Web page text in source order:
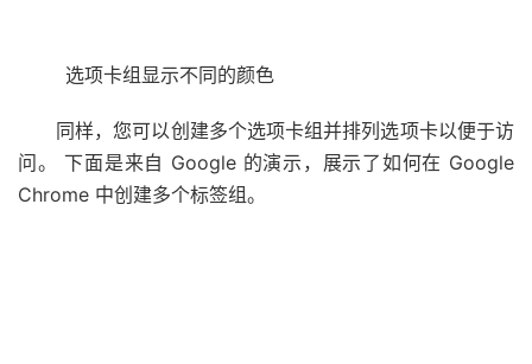
选项卡组显示不同的颜色
同样，您可以创建多个选项卡组并排列选项卡以便于访
问。 下面是来自 Google 的演示，展示了如何在 Google
Chrome 中创建多个标签组。